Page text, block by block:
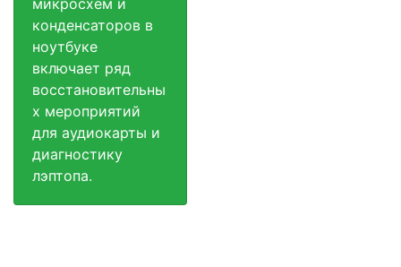
конденсаторов в
ноутбуке
включает ряд
восстановительны
х мероприятий
для аудиокарты и
диагностику
лэптопа.